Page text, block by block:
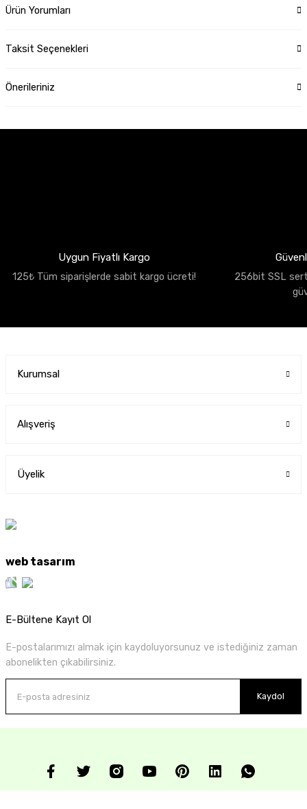
Ürün Yorumları
Taksit Seçenekleri
Önerileriniz
Uygun Fiyatlı Kargo
125₺ Tüm siparişlerde sabit kargo ücreti!
256bit SSL
Kurumsal
Alışveriş
Üyelik
web tasarım
E-Bültene Kayıt Ol
E-postalarımızı almak için kaydoluyorsunuz ve istediğiniz zaman
abonelikten çıkabilirsiniz.
Kaydol